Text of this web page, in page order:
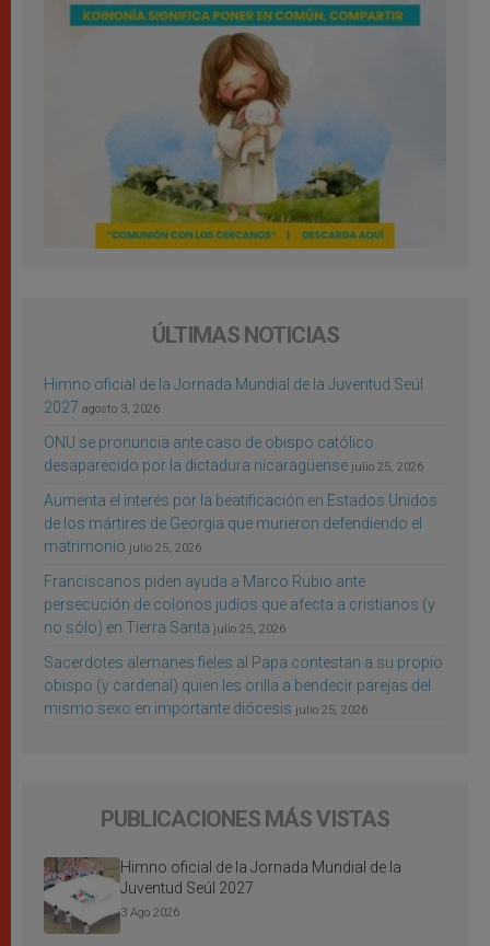
ÚLTIMAS NOTICIAS
Himno oficial de la Jornada Mundial de la Juventud Seúl
2027 agosto 3, 2026
ONU se pronuncia ante caso de obispo católico
desaparecido por la dictadura nicaragüense julio 25, 2026
Aumenta el interés por la beatificación en Estados Unidos
de los mártires de Georgia que murieron defendiendo el
matrimonio julio 25, 2026
Franciscanos piden ayuda a Marco Rubio ante
persecución de colonos judíos que afecta a cristianos (y
no sólo) en Tierra Santa julio 25, 2026
Sacerdotes alemanes fieles al Papa contestan a su propio
obispo (y cardenal) quien les orilla a bendecir parejas del
mismo sexo en importante diócesis julio 25, 2026
PUBLICACIONES MÁS VISTAS
Himno oficial de la Jornada Mundial de la
Juventud Seúl 2027
3 Ago 2026